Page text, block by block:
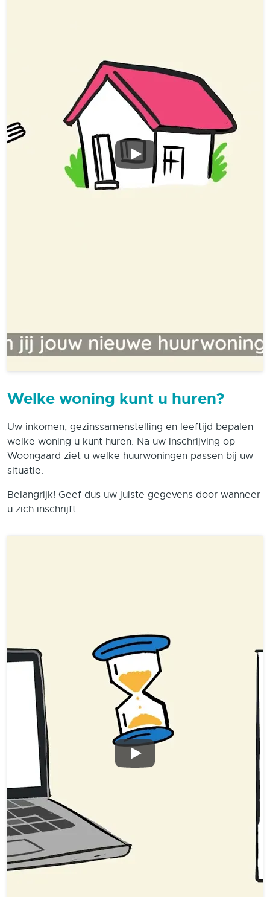
Welke woning kunt u huren?
Uw inkomen, gezinssamenstelling en leeftijd bepalen
welke woning u kunt huren. Na uw inschrijving op
Woongaard ziet u welke huurwoningen passen bij uw
situatie.
Belangrijk! Geef dus uw juiste gegevens door wanneer
u zich inschrijft.